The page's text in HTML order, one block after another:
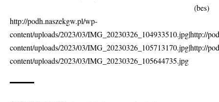
(bes)
http://podh.naszekgw.pl/wp-
content/uploads/2023/03/IMG_20230326_104933510.jpg|http://
content/uploads/2023/03/IMG_20230326_105713170.jpg|http://
content/uploads/2023/03/IMG_20230326_105644735.jpg